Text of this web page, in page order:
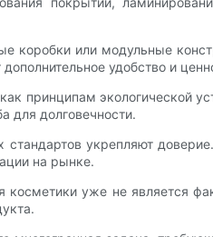
коробки или модульные
удобство и
принципам экологической
для долговечности.
укрепляют
на рынке.
косметики уже не является